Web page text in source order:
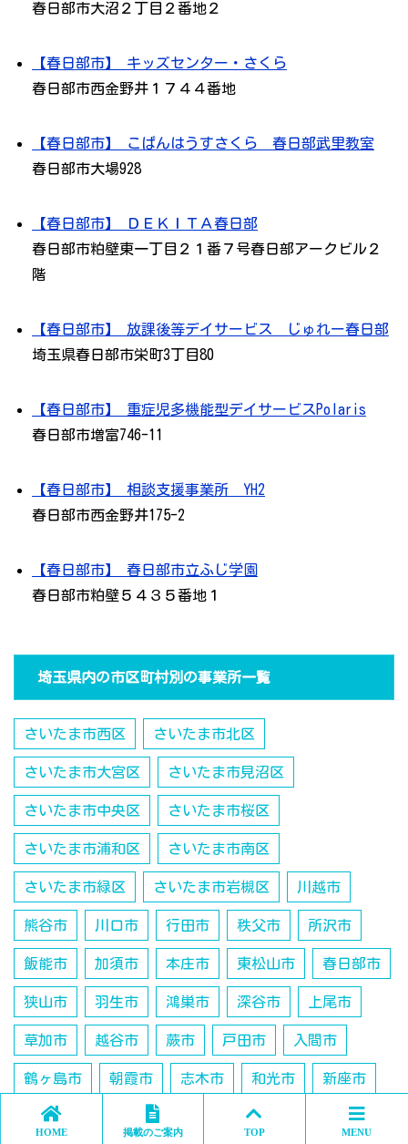
春日部市大沼２丁目２番地２
【春日部市】 キッズセンター・さくら
春日部市西金野井１７４４番地
【春日部市】 こぱんはうすさくら 春日部武里教室
春日部市大場928
【春日部市】 ＤＥＫＩＴＡ春日部
春日部市粕壁東一丁目２１番７号春日部アークビル２
階
【春日部市】 放課後等デイサービス じゅれー春日部
埼玉県春日部市栄町3丁目80
【春日部市】 重症児多機能型デイサービスPolaris
春日部市増富746-11
【春日部市】 相談支援事業所 YH2
春日部市西金野井175-2
【春日部市】 春日部市立ふじ学園
春日部市粕壁５４３５番地１
埼玉県内の市区町村別の事業所一覧
さいたま市西区 さいたま市北区
さいたま市大宮区 さいたま市見沼区
さいたま市中央区 さいたま市桜区
さいたま市浦和区 さいたま市南区
さいたま市緑区 さいたま市岩槻区 川越市
熊谷市 川口市 行田市 秩父市 所沢市
飯能市 加須市 本庄市 東松山市 春日部市
狭山市 羽生市 鴻巣市 深谷市 上尾市
草加市 越谷市 蕨市 戸田市 入間市
鶴ヶ島市 朝霞市 志木市 和光市 新座市
桶川市 吉川市 北本市
HOME 掲載のご案内 TOP MENU